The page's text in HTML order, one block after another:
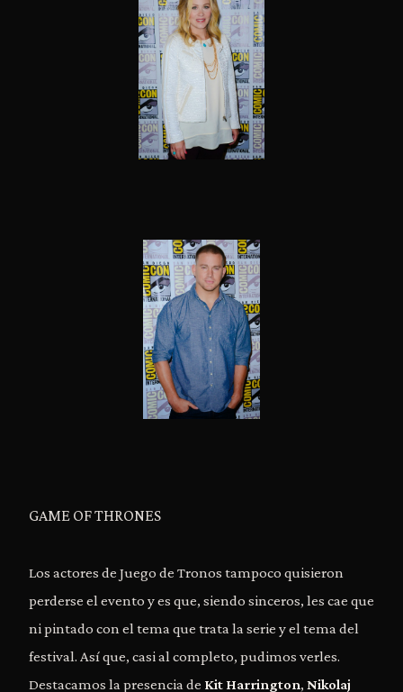
GAME OF THRONES
Los actores de Juego de Tronos tampoco quisieron
perderse el evento y es que, siendo sinceros, les cae que
ni pintado con el tema que trata la serie y el tema del
festival. Así que, casi al completo, pudimos verles.
Destacamos la presencia de Kit Harrington, Nikolaj